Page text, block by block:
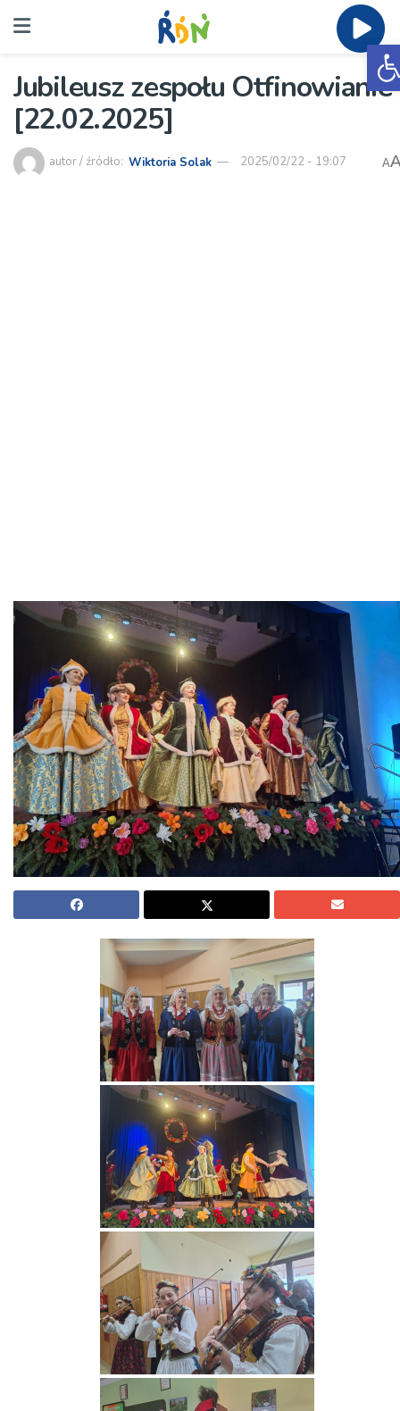
Jubileusz zespołu Otfinowianie
[22.02.2025]
autor / źródło: Wiktoria Solak 2025/02/22 - 19:07 A